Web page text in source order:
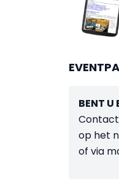
BENT U
op het
of via